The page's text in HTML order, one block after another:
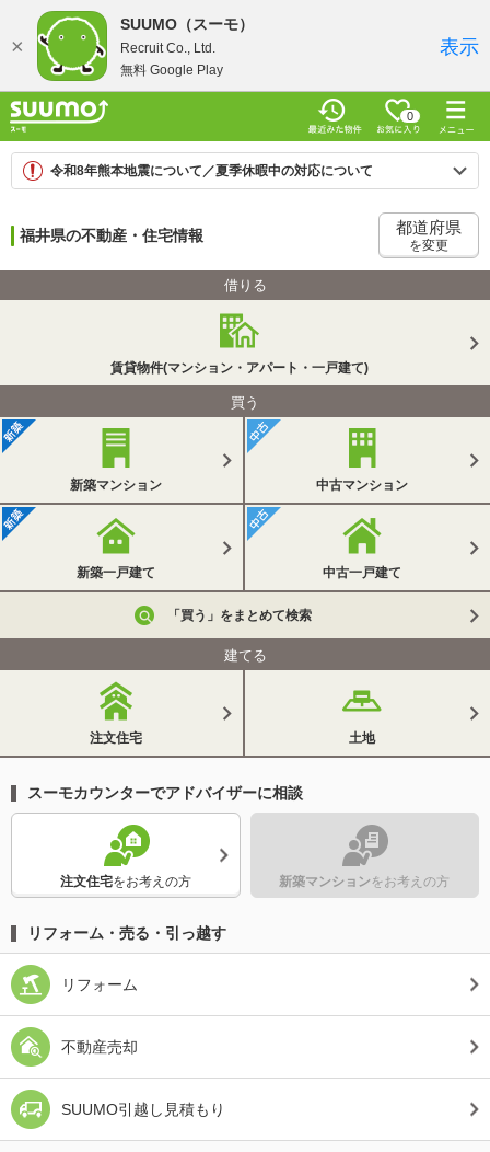
×
SUUMO（スーモ）
Recruit Co., Ltd.
無料 Google Play
表示
0
令和8年熊本地震について／夏季休暇中の対応について
福井県の不動産・住宅情報 都道府県
を変更
借りる
賃貸物件(マンション・アパート・一戸建て)
買う
新築マンション 中古マンション
新築一戸建て 中古一戸建て
「買う」をまとめて検索
建てる
注文住宅 土地
スーモカウンターでアドバイザーに相談
注文住宅をお考えの方 新築マンションをお考えの方
リフォーム・売る・引っ越す
リフォーム
不動産売却
SUUMO引越し見積もり